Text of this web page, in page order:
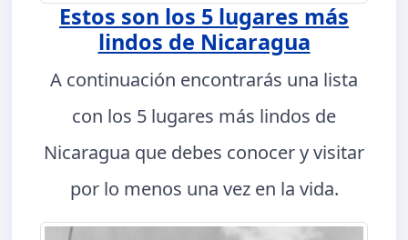
Estos son los 5 lugares más
lindos de Nicaragua
A continuación encontrarás una lista
con los 5 lugares más lindos de
Nicaragua que debes conocer y visitar
por lo menos una vez en la vida.